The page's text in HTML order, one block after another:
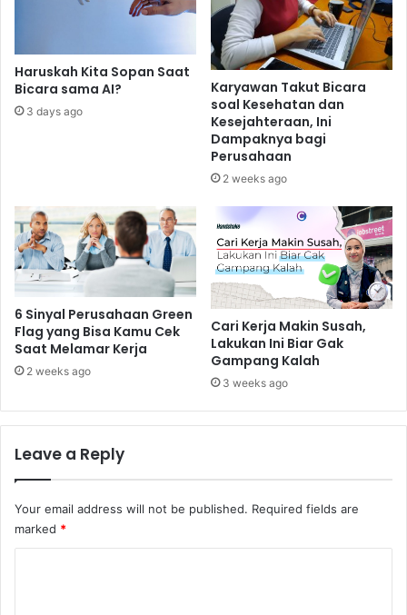
Haruskah Kita Sopan Saat
Bicara sama AI?
3 days ago
Karyawan Takut Bicara
soal Kesehatan dan
Kesejahteraan, Ini
Dampaknya bagi
Perusahaan
2 weeks ago
6 Sinyal Perusahaan Green
Flag yang Bisa Kamu Cek
Saat Melamar Kerja
2 weeks ago
Cari Kerja Makin Susah,
Lakukan Ini Biar Gak
Gampang Kalah
3 weeks ago
Leave a Reply
Your email address will not be published. Required fields are
marked *